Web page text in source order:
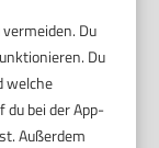
Du
Du
welche
du bei der App-
Außerdem